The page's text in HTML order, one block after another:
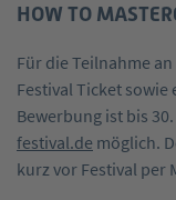
HOW TO
Für die Teilnahme
Festival Ticket
Bewerbung ist bis
festival.de möglich.
kurz vor Festival per